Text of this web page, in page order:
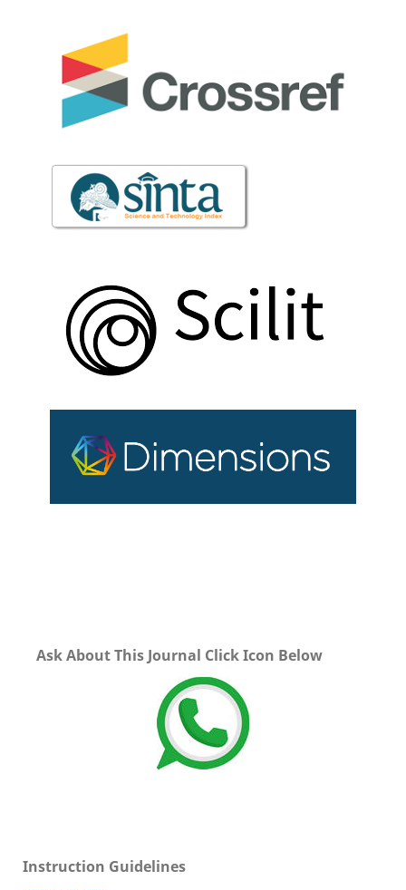
Ask About This Journal Click Icon Below
Instruction Guidelines